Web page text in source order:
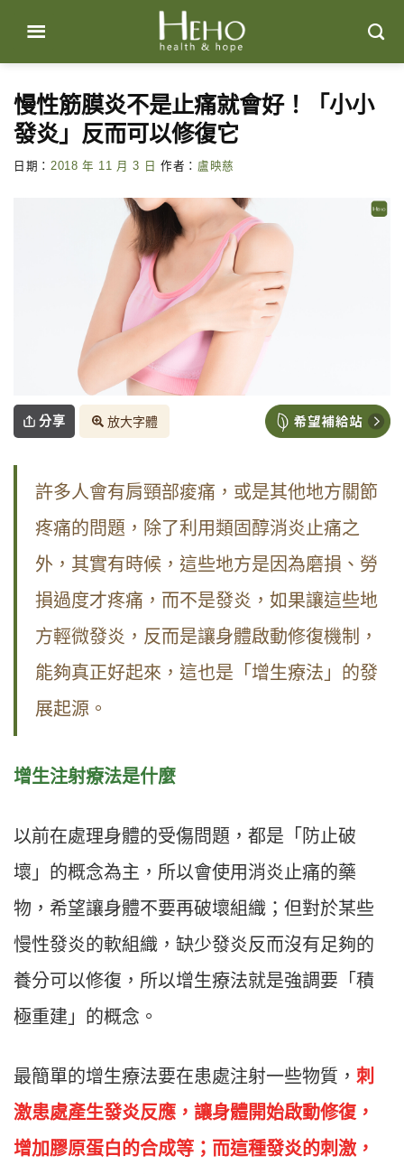
content
慢性筋膜炎不是止痛就會好！「小小
發炎」反而可以修復它
日期： 2018 年 11 月 3 日 作者： 盧映慈
分享 放大字體
許多人會有肩頸部痠痛，或是其他地方關節
疼痛的問題，除了利用類固醇消炎止痛之
外，其實有時候，這些地方是因為磨損、勞
損過度才疼痛，而不是發炎，如果讓這些地
方輕微發炎，反而是讓身體啟動修復機制，
能夠真正好起來，這也是「增生療法」的發
展起源。
增生注射療法是什麼
以前在處理身體的受傷問題，都是「防止破
壞」的概念為主，所以會使用消炎止痛的藥
物，希望讓身體不要再破壞組織；但對於某些
慢性發炎的軟組織，缺少發炎反而沒有足夠的
養分可以修復，所以增生療法就是強調要「積
極重建」的概念。
最簡單的增生療法要在患處注射一些物質， 刺
激患處產生發炎反應，讓身體開始啟動修復，
增加膠原蛋白的合成等；而這種發炎的刺激，